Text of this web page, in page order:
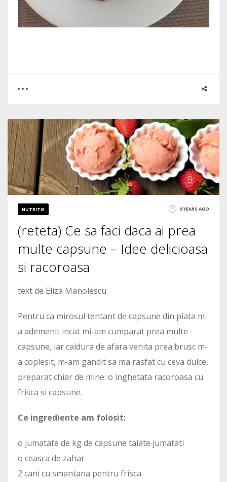
5297
NUTRITIE 9 YEARS AGO
(reteta) Ce sa faci daca ai prea
multe capsune – Idee delicioasa
si racoroasa
text de Eliza Manolescu
Pentru ca mirosul tentant de capsune din piata m-
a ademenit incat mi-am cumparat prea multe
capsune, iar caldura de afara venita prea brusc m-
a coplesit, m-am gandit sa ma rasfat cu ceva dulce,
preparat chiar de mine: o inghetata racoroasa cu
frisca si capsune.
Ce ingrediente am folosit:
o jumatate de kg de capsune taiate jumatati
o ceasca de zahar
2 cani cu smantana pentru frisca